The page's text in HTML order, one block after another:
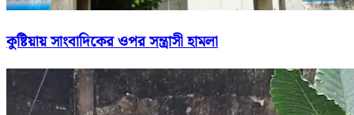
কুষ্টিয়ায় সাংবাদিকের ওপর সন্ত্রাসী হামলা